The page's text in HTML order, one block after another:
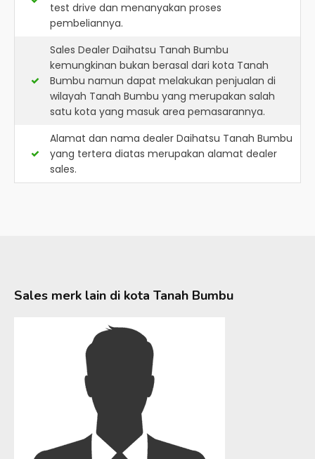
test drive dan menanyakan proses
pembeliannya.
Sales Dealer Daihatsu Tanah Bumbu
kemungkinan bukan berasal dari kota Tanah
Bumbu namun dapat melakukan penjualan di
wilayah Tanah Bumbu yang merupakan salah
satu kota yang masuk area pemasarannya.
Alamat dan nama dealer Daihatsu Tanah Bumbu
yang tertera diatas merupakan alamat dealer
sales.
Sales merk lain di kota Tanah Bumbu